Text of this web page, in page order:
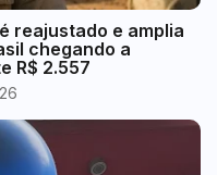
reajustado e amplia
chegando a
R$ 2.557